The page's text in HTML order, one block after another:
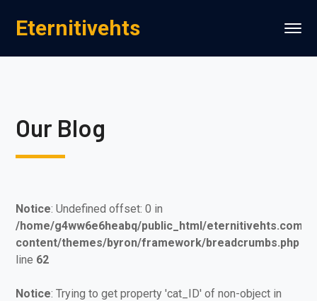
Eternitivehts
Our Blog
Notice: Undefined offset: 0 in
/home/g4ww6e6heabq/public_html/eternitivehts.com/
content/themes/byron/framework/breadcrumbs.php
line 62
Notice: Trying to get property 'cat_ID' of non-object in